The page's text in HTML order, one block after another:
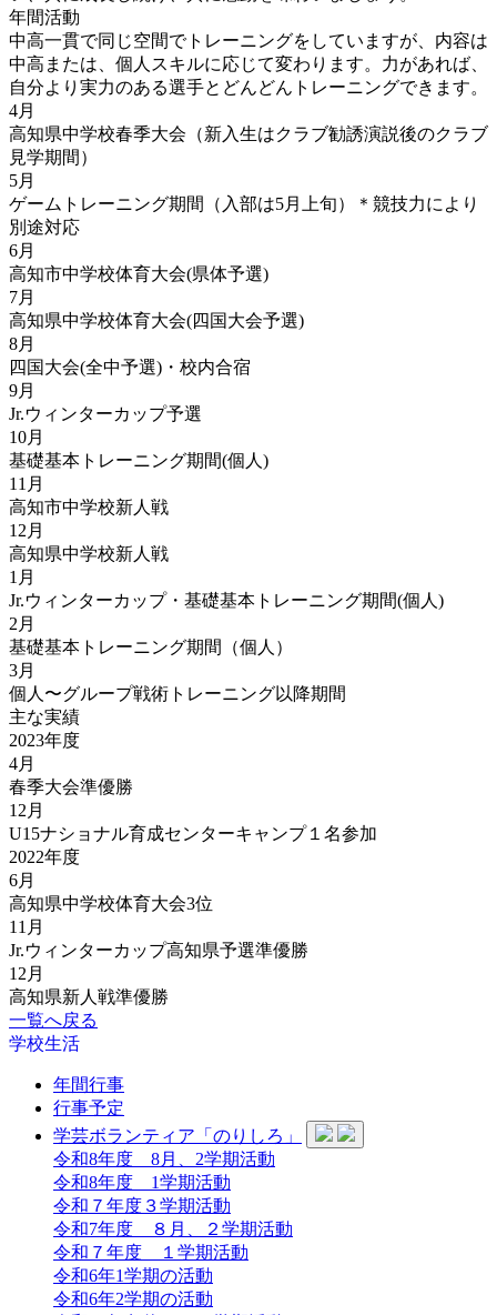
年間活動
中高一貫で同じ空間でトレーニングをしていますが、内容は
中高または、個人スキルに応じて変わります。力があれば、
自分より実力のある選手とどんどんトレーニングできます。
4月
高知県中学校春季大会（新入生はクラブ勧誘演説後のクラブ
見学期間）
5月
ゲームトレーニング期間（入部は5月上旬）＊競技力により
別途対応
6月
高知市中学校体育大会(県体予選)
7月
高知県中学校体育大会(四国大会予選)
8月
四国大会(全中予選)・校内合宿
9月
Jr.ウィンターカップ予選
10月
基礎基本トレーニング期間(個人)
11月
高知市中学校新人戦
12月
高知県中学校新人戦
1月
Jr.ウィンターカップ・基礎基本トレーニング期間(個人)
2月
基礎基本トレーニング期間（個人）
3月
個人〜グループ戦術トレーニング以降期間
主な実績
2023年度
4月
春季大会準優勝
12月
U15ナショナル育成センターキャンプ１名参加
2022年度
6月
高知県中学校体育大会3位
11月
Jr.ウィンターカップ高知県予選準優勝
12月
高知県新人戦準優勝
一覧へ戻る
学校生活
年間行事
行事予定
学芸ボランティア「のりしろ」
令和8年度 8月、2学期活動
令和8年度 1学期活動
令和７年度３学期活動
令和7年度 ８月、２学期活動
令和７年度 １学期活動
令和6年1学期の活動
令和6年2学期の活動